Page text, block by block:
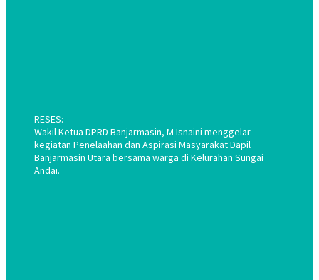
RESES:
Wakil Ketua DPRD Banjarmasin, M Isnaini menggelar
kegiatan Penelaahan dan Aspirasi Masyarakat Dapil
Banjarmasin Utara bersama warga di Kelurahan Sungai
Andai.